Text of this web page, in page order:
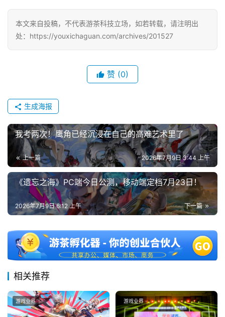
本文来自投稿，不代表游茶科技立场，如若转载，请注明出
处：https://youxichaguan.com/archives/201527
赞 (0)
生成海报
我考两次！鹰角已经沉浸在自己的高难艺术里了
上一篇 2026年7月9日 3:44 上午
《遗忘之海》PC端今日公测，移动端定档7月23日！
下一篇
2026年7月9日 6:12 上午
相关推荐
游戏业界 游戏业界